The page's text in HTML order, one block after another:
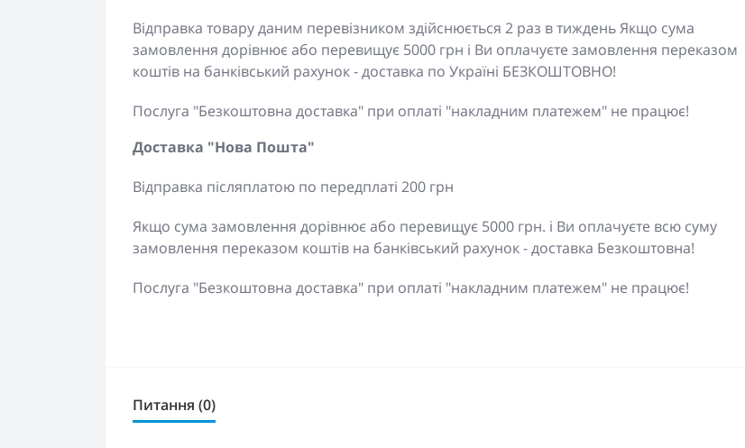
Відправка товару даним перевізником здійснюється 2 раз в тиждень Якщо сума
замовлення дорівнює або перевищує 5000 грн і Ви оплачуєте замовлення переказом
коштів на банківський рахунок - доставка по Україні БЕЗКОШТОВНО!
Послуга "Безкоштовна доставка" при оплаті "накладним платежем" не працює!
Доставка "Нова Пошта"
Відправка післяплатою по передплаті 200 грн
Якщо сума замовлення дорівнює або перевищує 5000 грн. і Ви оплачуєте всю суму
замовлення переказом коштів на банківський рахунок - доставка Безкоштовна!
Послуга "Безкоштовна доставка" при оплаті "накладним платежем" не працює!
Питання (0)